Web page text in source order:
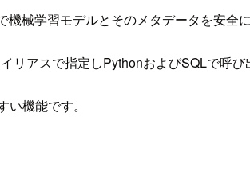
械学習モデルとそのメタデータを安全
アスで指定しPythonおよびSQLで呼び
機能です。